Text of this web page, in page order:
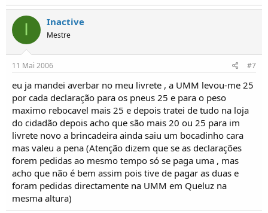
I Inactive
Mestre
11 Mai 2006 #7
eu ja mandei averbar no meu livrete , a UMM levou-me 25
por cada declaração para os pneus 25 e para o peso
maximo rebocavel mais 25 e depois tratei de tudo na loja
do cidadão depois acho que são mais 20 ou 25 para im
livrete novo a brincadeira ainda saiu um bocadinho cara
mas valeu a pena (Atenção dizem que se as declarações
forem pedidas ao mesmo tempo só se paga uma , mas
acho que não é bem assim pois tive de pagar as duas e
foram pedidas directamente na UMM em Queluz na
mesma altura)